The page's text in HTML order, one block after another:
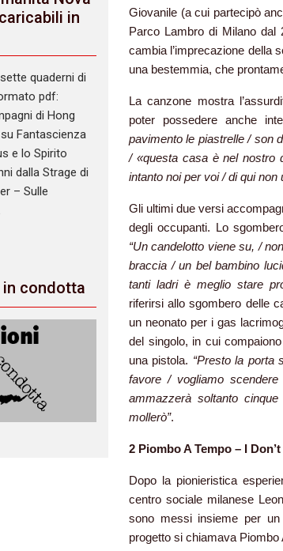
Giovanile (a cui partecipò
Parco Lambro di Milano dal
cambia l’imprecazione della
una bestemmia, che
La canzone mostra
poter possedere anche
pavimento le piastrelle / son
/ «questa casa è nel nostro
intanto noi per voi / di qui
Gli ultimi due versi
degli occupanti. Lo
“Un candelotto viene su, /
braccia / un bel bambino
tanti ladri è meglio stare
riferirsi allo sgombero delle
un neonato per i gas
del singolo, in cui
una pistola. “Presto la porta
favore / vogliamo
ammazzerà soltanto
mollerò”.
2 Piombo A Tempo – I
Dopo la pionieristica
centro sociale milanese
sono messi insieme per
progetto si chiamava Piombo
in
quaderni di
pdf:
di Hong
Fantascienza
e lo Spirito
dalla Strage di
– Sulle
condotta